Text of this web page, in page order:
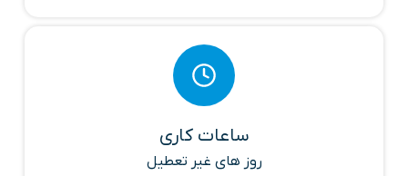
ساعات کاری
روز های غیر تعطیل